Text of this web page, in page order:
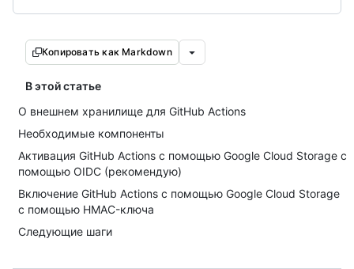
Копировать как Markdown
В этой статье
О внешнем хранилище для GitHub Actions
Необходимые компоненты
Активация GitHub Actions с помощью Google Cloud Storage с
помощью OIDC (рекомендую)
Включение GitHub Actions с помощью Google Cloud Storage
с помощью HMAC-ключа
Следующие шаги